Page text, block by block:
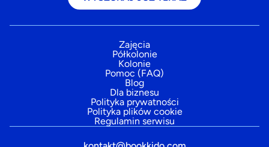
Zajęcia
Półkolonie
Kolonie
Pomoc (FAQ)
Blog
Dla biznesu
Polityka prywatności
Polityka plików cookie
Regulamin serwisu